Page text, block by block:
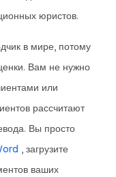
юристов.
в мире, потому
Вам не нужно
или
рассчитают
Вы просто
, загрузите
ваших